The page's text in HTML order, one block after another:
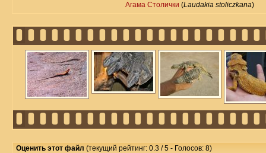
Агама Столички (Laudakia stoliczkana)
Оценить этот файл (текущий рейтинг: 0.3 / 5 - Голосов: 8)